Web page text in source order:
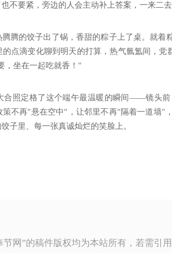
不要紧，旁边的人会主动补上答案，一来二
腾的饺子出了锅，香甜的粽子上了桌。就
点滴变化聊到明天的打算，热气氤氲间，
，坐在一起吃就香！"
合照定格了这个端午最温暖的瞬间——镜头
不再"悬在空中"，让邻里不再"隔着一道墙"
子里、每一张真诚灿烂的笑脸上。
节网”的稿件版权均为本站所有，若需引